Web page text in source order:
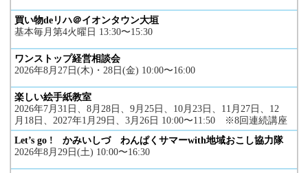
買い物deリハ＠イオンタウン大垣
基本毎月第4火曜日 13:30〜15:30
ワンストップ経営相談会
2026年8月27日(木)・28日(金) 10:00〜16:00
楽しい絵手紙教室
2026年7月31日、8月28日、9月25日、10月23日、11月27日、12
月18日、2027年1月29日、3月26日 10:00〜11:50 ※8回連続講座
Let’s go ! かみいしづ わんぱくサマーwith地域おこし協力隊
2026年8月29日(土) 10:00〜16:30